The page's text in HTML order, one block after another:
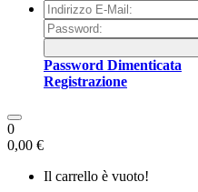
Password Dimenticata
Registrazione
0
0,00 €
Il carrello è vuoto!